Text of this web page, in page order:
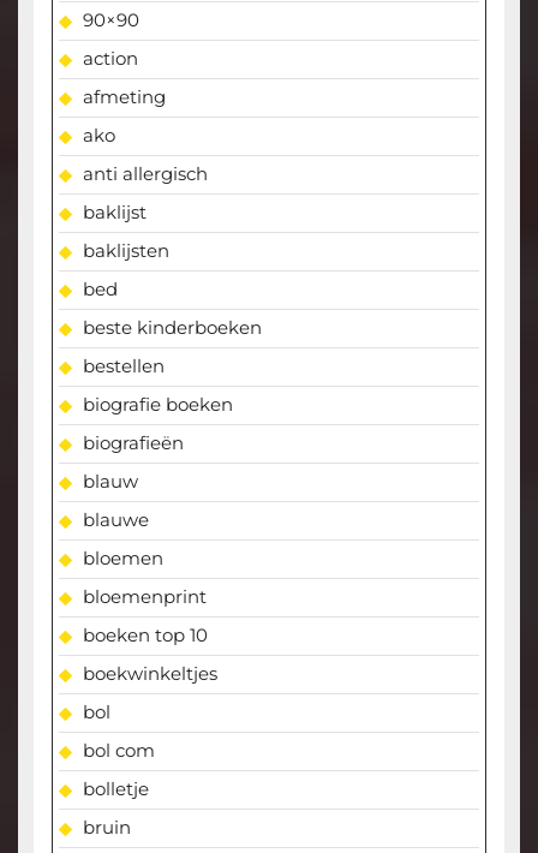
90×90
action
afmeting
ako
anti allergisch
baklijst
baklijsten
bed
beste kinderboeken
bestellen
biografie boeken
biografieën
blauw
blauwe
bloemen
bloemenprint
boeken top 10
boekwinkeltjes
bol
bol com
bolletje
bruin